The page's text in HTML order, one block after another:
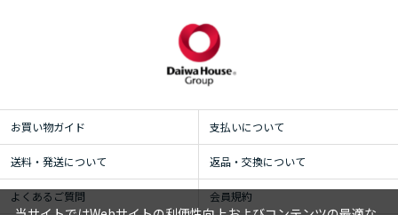
お買い物ガイド 支払いについて
送料・発送について 返品・交換について
よくあるご質問 会員規約